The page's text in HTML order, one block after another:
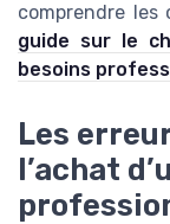
comprendre
guide sur le
besoins
Les
l’achat